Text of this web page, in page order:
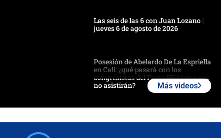
Las seis de las 6 con Juan Lozano |
jueves 6 de agosto de 2026
Posesión de Abelardo De La Espriella
en Cali: ¿qué pasará con los
congresistas del Pacto Histórico que
no asistirán?
Más videos